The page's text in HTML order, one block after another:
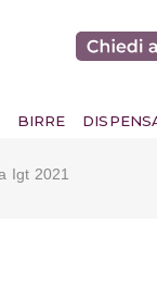
BIRRE
Igt 2021